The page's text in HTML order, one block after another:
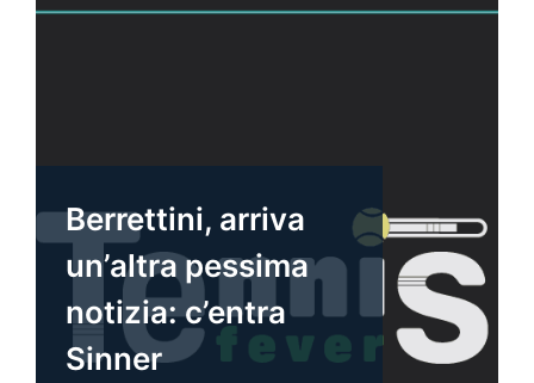
Berrettini, arriva
un’altra pessima
notizia: c’entra
Sinner